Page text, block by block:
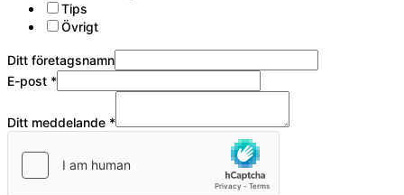
Tips
Övrigt
Ditt företagsnamn
E-post *
Ditt meddelande *